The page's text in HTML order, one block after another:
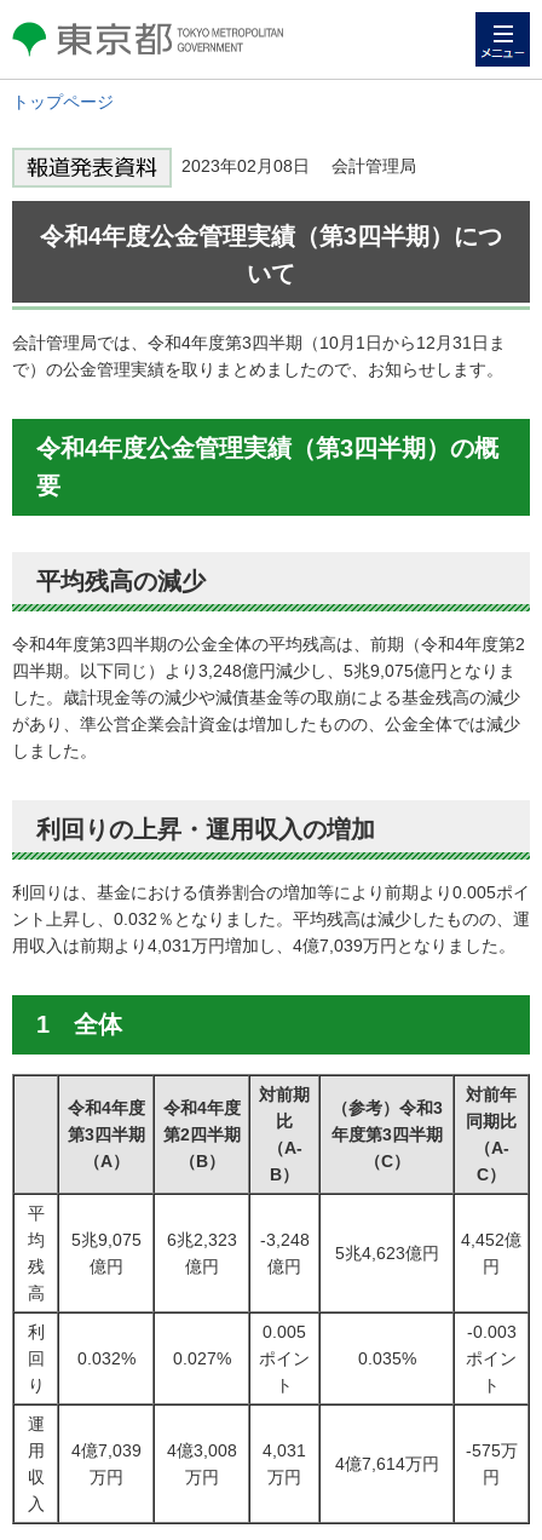
東京都 TOKYO METROPOLITAN
GOVERNMENT
トップページ
2023年02月08日 会計管理局
令和4年度公金管理実績（第3四半期）につ
いて
会計管理局では、令和4年度第3四半期（10月1日から12月31日ま
で）の公金管理実績を取りまとめましたので、お知らせします。
令和4年度公金管理実績（第3四半期）の概
要
平均残高の減少
令和4年度第3四半期の公金全体の平均残高は、前期（令和4年度第2
四半期。以下同じ）より3,248億円減少し、5兆9,075億円となりま
した。歳計現金等の減少や減債基金等の取崩による基金残高の減少
があり、準公営企業会計資金は増加したものの、公金全体では減少
しました。
利回りの上昇・運用収入の増加
利回りは、基金における債券割合の増加等により前期より0.005ポイ
ント上昇し、0.032％となりました。平均残高は減少したものの、運
用収入は前期より4,031万円増加し、4億7,039万円となりました。
1 全体
令和4年度
第3四半期
（A）
令和4年度
第2四半期
（B）
対前期
比
（A-
B）
（参考）令和3
年度第3四半期
（C）
対前年
同期比
（A-
C）
平
均
残
高
5兆9,075
億円
6兆2,323
億円
-3,248
億円
5兆4,623億円
4,452億
円
利
回
り
0.032% 0.027%
0.005
ポイン
ト
0.035%
-0.003
ポイン
ト
運
用
収
入
4億7,039
万円
4億3,008
万円
4,031
万円
4億7,614万円
-575万
円